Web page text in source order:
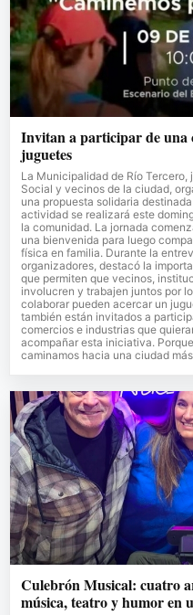
Invitan a participar de una
juguetes
La Municipalidad de Río
Social y vecinos de la ciudad,
una propuesta solidaria
actividad se realizará este
la comunidad. La jornada
una bienvenida para luego
física en familia. Durante la
organizadores, destacó la
que permiten que vecinos,
involucren y trabajen juntos por
colaborar pueden acercar un
también están invitados a
comercios e industrias que
acompañar esta iniciativa.
caminamos hacia una ciudad
Culebrón Musical: cuatro
música, teatro y humor en